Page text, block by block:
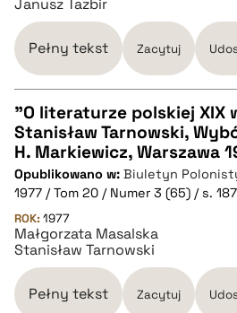
Janusz Tazbir
Pełny tekst Zacytuj
CZYSTY TEKST
pobierz cytat
BIBTEX
pobierz cytat
"O literaturze polskiej XIX
Stanisław Tarnowski,
H. Markiewicz, Warszawa
Opublikowano w: Biuletyn
1977 / Tom 20 / Numer 3 (65) / s. 187
ROK: 1977
Małgorzata Masalska
Stanisław Tarnowski
Pełny tekst Zacytuj